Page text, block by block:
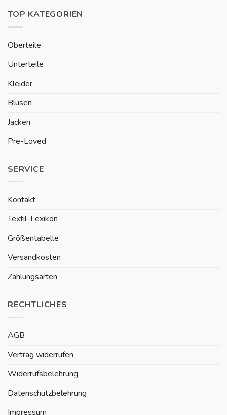
TOP KATEGORIEN
Oberteile
Unterteile
Kleider
Blusen
Jacken
Pre-Loved
SERVICE
Kontakt
Textil-Lexikon
Größentabelle
Versandkosten
Zahlungsarten
RECHTLICHES
AGB
Vertrag widerrufen
Widerrufsbelehrung
Datenschutzbelehrung
Impressum